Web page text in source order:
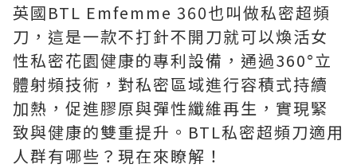
英國BTL Emfemme 360也叫做私密超頻
刀，這是一款不打針不開刀就可以煥活女
性私密花園健康的專利設備，通過360°立
體射頻技術，對私密區域進行容積式持續
加熱，促進膠原與彈性纖維再生，實現緊
致與健康的雙重提升。BTL私密超頻刀適用
人群有哪些？現在來瞭解！